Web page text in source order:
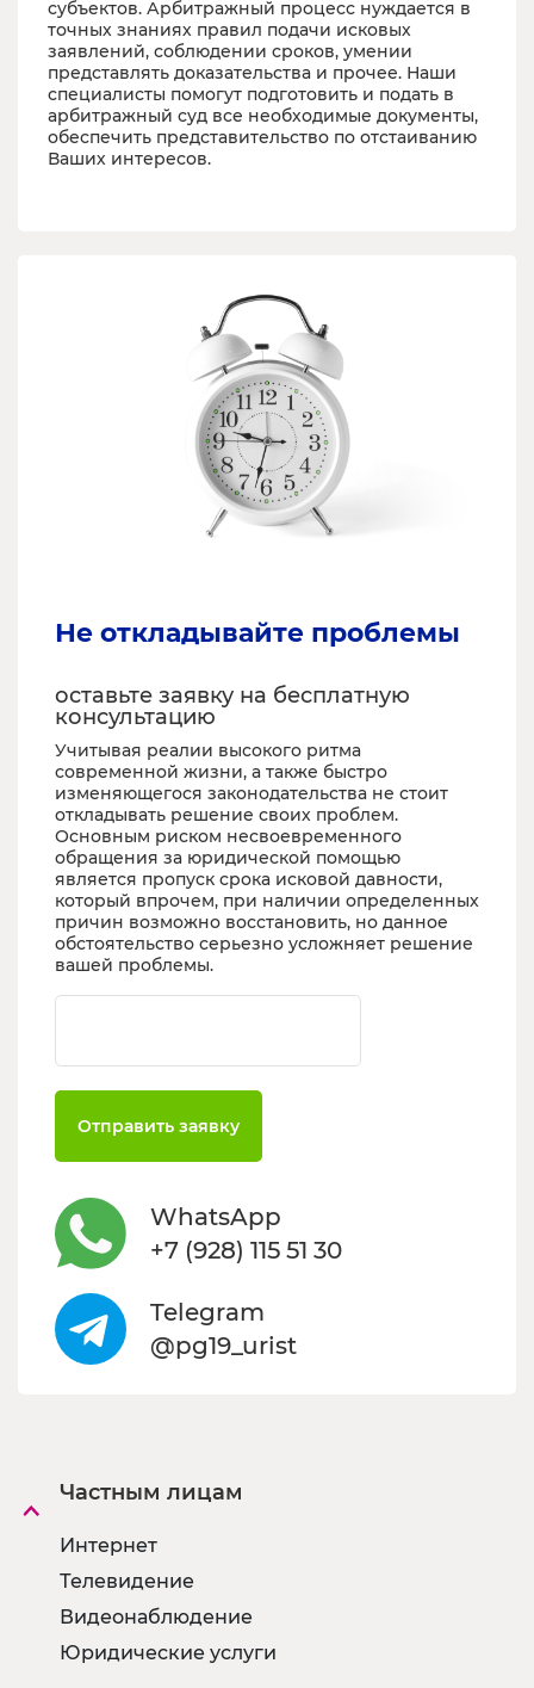
субъектов. Арбитражный процесс нуждается в
точных знаниях правил подачи исковых
заявлений, соблюдении сроков, умении
представлять доказательства и прочее. Наши
специалисты помогут подготовить и подать в
арбитражный суд все необходимые документы,
обеспечить представительство по отстаиванию
Ваших интересов.
Не откладывайте проблемы
оставьте заявку на бесплатную
консультацию
Учитывая реалии высокого ритма
современной жизни, а также быстро
изменяющегося законодательства не стоит
откладывать решение своих проблем.
Основным риском несвоевременного
обращения за юридической помощью
является пропуск срока исковой давности,
который впрочем, при наличии определенных
причин возможно восстановить, но данное
обстоятельство серьезно усложняет решение
вашей проблемы.
Отправить заявку
WhatsApp
+7 (928) 115 51 30
Telegram
@pg19_urist
Частным лицам
Интернет
Телевидение
Видеонаблюдение
Юридические услуги